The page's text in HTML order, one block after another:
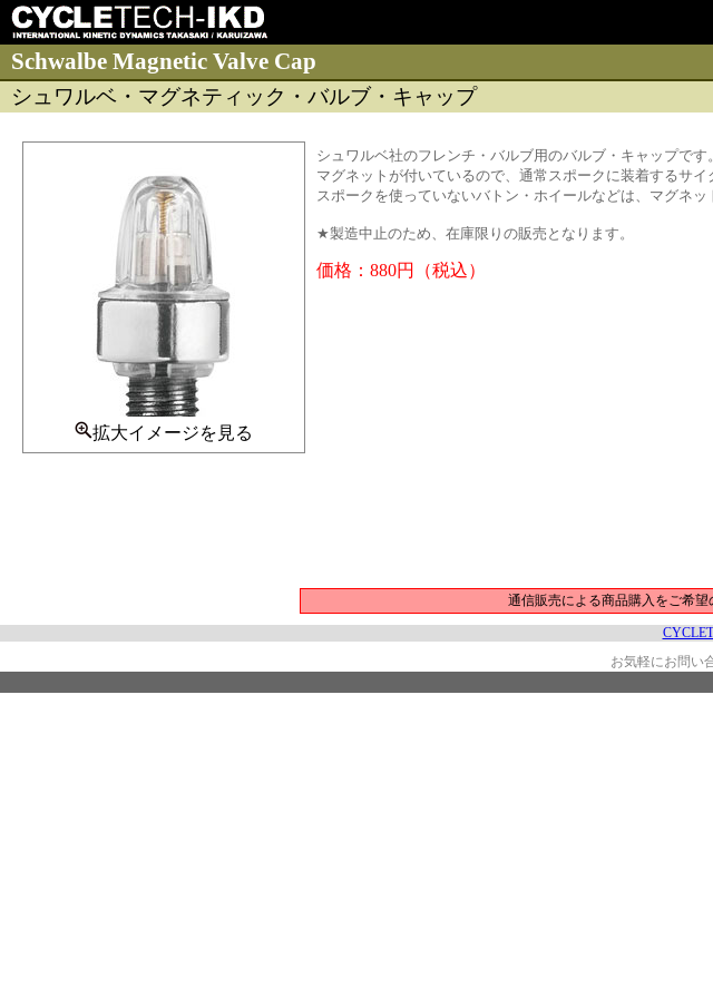
Schwalbe Magnetic Valve Cap
シュワルベ・マグネティック・バルブ・キャップ
拡大イメージを見る
シュワルベ社のフレンチ・バルブ用のバルブ・キャップです。
マグネットが付いているので、通常スポークに装着するサ
スポークを使っていないバトン・ホイールなどは、マグネ
★製造中止のため、在庫限りの販売となります。
価格：880円（税込）
通信販売による商品購入をご希望
お気軽にお問い